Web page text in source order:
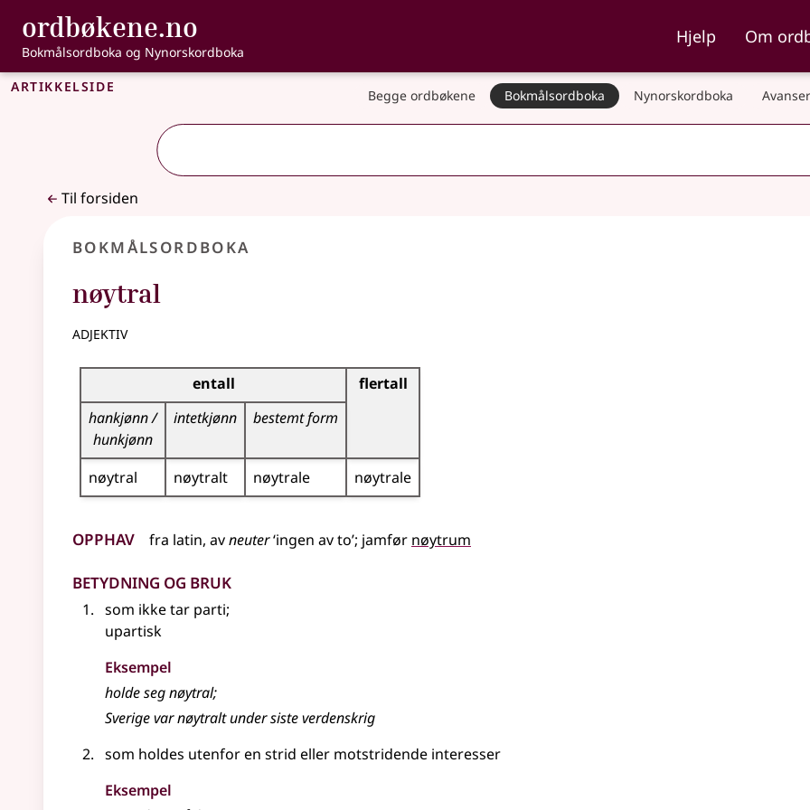
Gå til hovedinnhold
Tilgjengelighet
ordbøkene.no , Bokmålsordboka og Nynorskordboka
Bokmålsordboka og Nynorskordboka
Hjelp Om
Artikkelside Begge ordbøkene Bokmålsordboka Nynorskordboka
Til forsiden
Bokmålsordboka
nøytral
adjektiv
Bøyingstabell for dette adjektivet
entall
flertall
hankjønn /
hunkjønn
intetkjønn bestemt form
nøytral nøytralt nøytrale nøytrale
Opphav fra latin, avneuter‘ingen av to’; jamfør nøytrum
Betydning og bruk
som ikke tar parti;
upartisk
Eksempel
holde segnøytral;
Sverige varnøytraltunder siste verdenskrig
som holdes utenfor en strid eller motstridende interesser
Eksempel